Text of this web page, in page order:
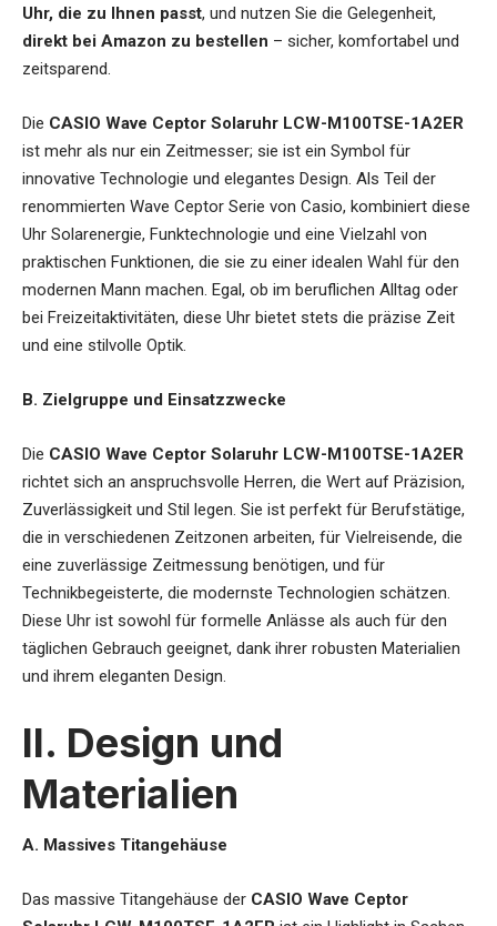
Uhr, die zu Ihnen passt, und nutzen Sie die Gelegenheit,
direkt bei Amazon zu bestellen – sicher, komfortabel und
zeitsparend.
Die CASIO Wave Ceptor Solaruhr LCW-M100TSE-1A2ER
ist mehr als nur ein Zeitmesser; sie ist ein Symbol für
innovative Technologie und elegantes Design. Als Teil der
renommierten Wave Ceptor Serie von Casio, kombiniert diese
Uhr Solarenergie, Funktechnologie und eine Vielzahl von
praktischen Funktionen, die sie zu einer idealen Wahl für den
modernen Mann machen. Egal, ob im beruflichen Alltag oder
bei Freizeitaktivitäten, diese Uhr bietet stets die präzise Zeit
und eine stilvolle Optik.
B. Zielgruppe und Einsatzzwecke
Die CASIO Wave Ceptor Solaruhr LCW-M100TSE-1A2ER
richtet sich an anspruchsvolle Herren, die Wert auf Präzision,
Zuverlässigkeit und Stil legen. Sie ist perfekt für Berufstätige,
die in verschiedenen Zeitzonen arbeiten, für Vielreisende, die
eine zuverlässige Zeitmessung benötigen, und für
Technikbegeisterte, die modernste Technologien schätzen.
Diese Uhr ist sowohl für formelle Anlässe als auch für den
täglichen Gebrauch geeignet, dank ihrer robusten Materialien
und ihrem eleganten Design.
II. Design und
Materialien
A. Massives Titangehäuse
Das massive Titangehäuse der CASIO Wave Ceptor